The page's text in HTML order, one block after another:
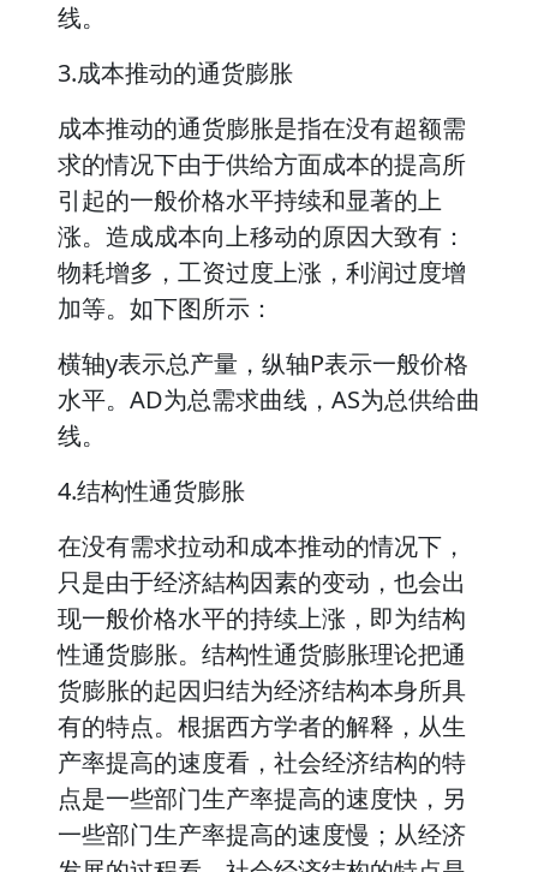
线。
3.成本推动的通货膨胀
成本推动的通货膨胀是指在没有超额需
求的情况下由于供给方面成本的提高所
引起的一般价格水平持续和显著的上
涨。造成成本向上移动的原因大致有：
物耗增多，工资过度上涨，利润过度增
加等。如下图所示：
横轴y表示总产量，纵轴P表示一般价格
水平。AD为总需求曲线，AS为总供给曲
线。
4.结构性通货膨胀
在没有需求拉动和成本推动的情况下，
只是由于经济結构因素的变动，也会出
现一般价格水平的持续上涨，即为结构
性通货膨胀。结构性通货膨胀理论把通
货膨胀的起因归结为经济结构本身所具
有的特点。根据西方学者的解释，从生
产率提高的速度看，社会经济结构的特
点是一些部门生产率提高的速度快，另
一些部门生产率提高的速度慢；从经济